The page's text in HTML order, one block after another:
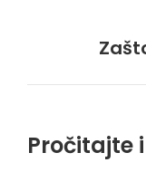
Pročitajte i